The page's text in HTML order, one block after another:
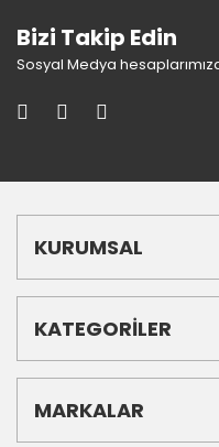
Bizi Takip Edin
Sosyal Medya
KURUMSAL
KATEGORİLER
MARKALAR